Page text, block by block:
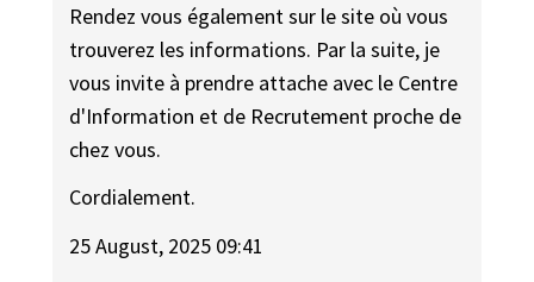
Rendez vous également sur le site où vous
trouverez les informations. Par la suite, je
vous invite à prendre attache avec le Centre
d'Information et de Recrutement proche de
chez vous.
Cordialement.
25 August, 2025 09:41